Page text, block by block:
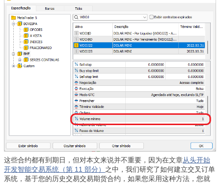
这些合约都有到期日，但对本文来说并不重要，因为在文章从头开始
开发智能交易系统（第 11 部分） 之中，我们研究了如何建立交叉订单
系统，基于您的历史交易交易期货合约，如果您采用这种方法，您就